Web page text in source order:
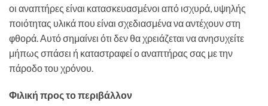
οι αναπτήρες είναι κατασκευασμένοι από ισχυρά, υψηλής
ποιότητας υλικά που είναι σχεδιασμένα να αντέχουν στη
φθορά. Αυτό σημαίνει ότι δεν θα χρειάζεται να ανησυχείτε
μήπως σπάσει ή καταστραφεί ο αναπτήρας σας με την
πάροδο του χρόνου.
Φιλική προς το περιβάλλον